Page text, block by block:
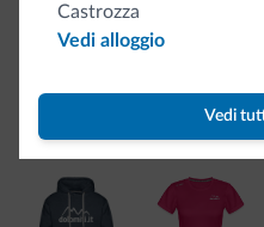
Castrozza
Vedi alloggio
Vedi
Ce l'avete chiesto in tanti.